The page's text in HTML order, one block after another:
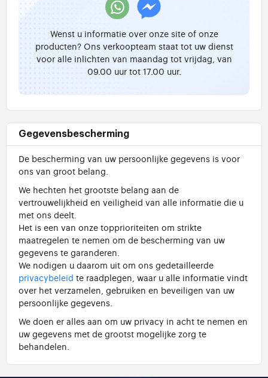
Wenst u informatie over onze site of onze
producten? Ons verkoopteam staat tot uw dienst
voor alle inlichten van maandag tot vrijdag, van
09.00 uur tot 17.00 uur.
Gegevensbescherming
De bescherming van uw persoonlijke gegevens is voor
ons van groot belang.
We hechten het grootste belang aan de
vertrouwelijkheid en veiligheid van alle informatie die u
met ons deelt.
Het is een van onze topprioriteiten om strikte
maatregelen te nemen om de bescherming van uw
gegevens te garanderen.
We nodigen u daarom uit om ons gedetailleerde
privacybeleid te raadplegen, waar u alle informatie vindt
over het verzamelen, gebruiken en beveiligen van uw
persoonlijke gegevens.
We doen er alles aan om uw privacy in acht te nemen en
uw gegevens met de grootst mogelijke zorg te
behandelen.